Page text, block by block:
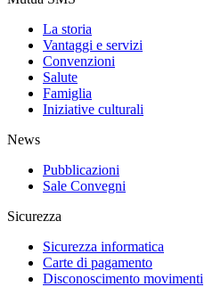
La storia
Vantaggi e servizi
Convenzioni
Salute
Famiglia
Iniziative culturali
News
Pubblicazioni
Sale Convegni
Sicurezza
Sicurezza informatica
Carte di pagamento
Disconoscimento movimenti